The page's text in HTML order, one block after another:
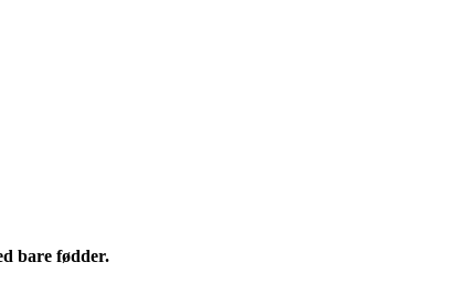
bare fødder.